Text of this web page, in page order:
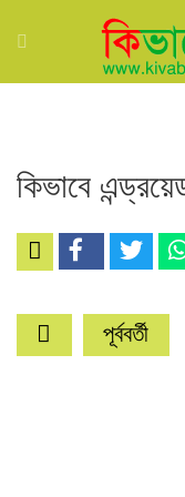
কিভাবে
পূর্ববর্তী